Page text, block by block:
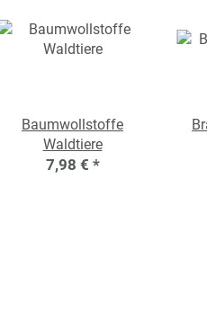
Baumwollstoffe
Waldtiere
7,98 € *